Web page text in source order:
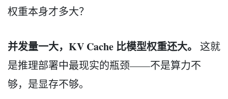
权重本身才多大？
并发量一大，KV Cache 比模型权重还大。
这就
是推理部署中最现实的瓶颈——不是算力不
够，是显存不够。